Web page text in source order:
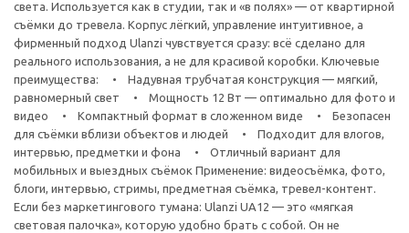
света. Используется как в студии, так и «в полях» — от квартирной
съёмки до тревела. Корпус лёгкий, управление интуитивное, а
фирменный подход Ulanzi чувствуется сразу: всё сделано для
реального использования, а не для красивой коробки. Ключевые
преимущества: • Надувная трубчатая конструкция — мягкий,
равномерный свет • Мощность 12 Вт — оптимально для фото и
видео • Компактный формат в сложенном виде • Безопасен
для съёмки вблизи объектов и людей • Подходит для влогов,
интервью, предметки и фона • Отличный вариант для
мобильных и выездных съёмок Применение: видеосъёмка, фото,
блоги, интервью, стримы, предметная съёмка, тревел-контент.
Если без маркетингового тумана: Ulanzi UA12 — это «мягкая
световая палочка», которую удобно брать с собой. Он не